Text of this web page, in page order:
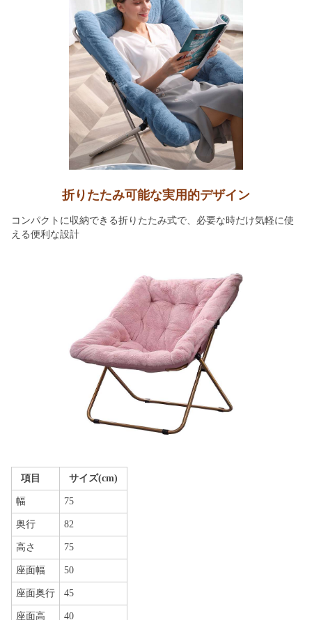
折りたたみ可能な実用的デザイン
コンパクトに収納できる折りたたみ式で、必要な時だけ気軽に使
える便利な設計
項目 サイズ(cm)
幅 75
奥行 82
高さ 75
座面幅 50
座面奥行 45
座面高 40